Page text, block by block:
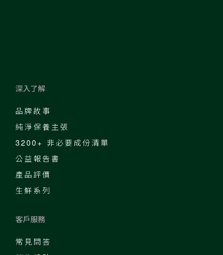
深入了解
品牌故事
純淨保養主張
3200+ 非必要成份清單
公益報告書
產品評價
生鮮系列
客戶服務
常見問答